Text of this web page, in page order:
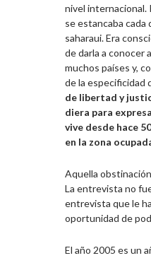
nivel internacional.
se estancaba cada
saharaui. Era
de darla a conocer
muchos países y,
de la especificidad
de libertad y
diera para
vive desde hace
en la zona
Aquella
La entrevista no
entrevista que le
oportunidad de
El año 2005 es un